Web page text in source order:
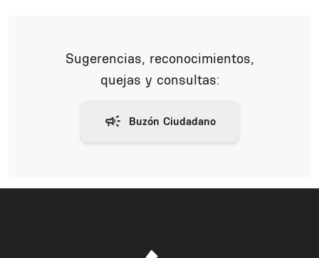
Sugerencias, reconocimientos,
quejas y consultas: